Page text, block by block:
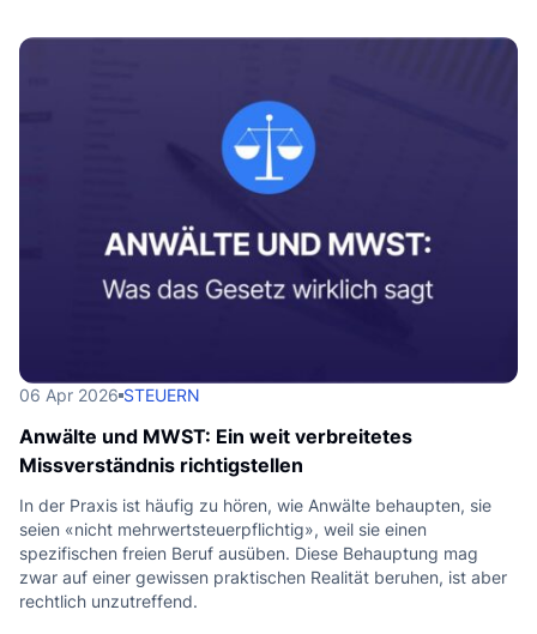
06 Apr 2026 STEUERN
Anwälte und MWST: Ein weit verbreitetes
Missverständnis richtigstellen
In der Praxis ist häufig zu hören, wie Anwälte behaupten, sie
seien «nicht mehrwertsteuerpflichtig», weil sie einen
spezifischen freien Beruf ausüben. Diese Behauptung mag
zwar auf einer gewissen praktischen Realität beruhen, ist aber
rechtlich unzutreffend.